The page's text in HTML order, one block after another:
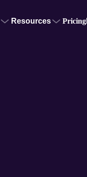
Resources Pricing